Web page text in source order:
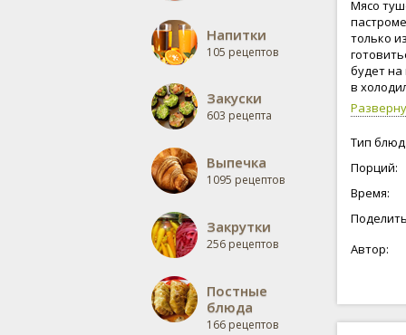
Напитки
105 рецептов
Закуски
603 рецепта
Выпечка
1095 рецептов
Закрутки
256 рецептов
Постные
блюда
166 рецептов
Мясо
только
будет на
в
тонкие
мясо по
мясо в
на этом
Тип
Порций:
Время:
Автор: